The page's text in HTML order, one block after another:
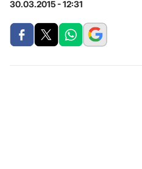
30.03.2015 - 12:31